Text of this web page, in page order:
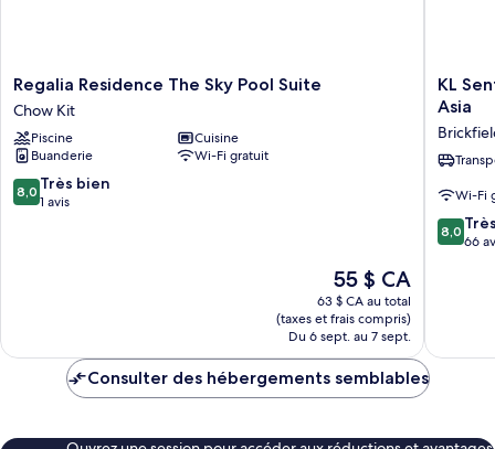
Regalia
Residence
The
Sky
Pool
Suite
Chow
Regalia Residence The Sky Pool Suite
Chow Kit
Piscine
Cuisine
Buanderie
Wi-Fi gratuit
8.0
sur
8,0 Très bien
1 avis
Le
prix
est
de
55 $ CA
55 $ CA
63 $ CA au total
(taxes et frais compris)
Du 6 sept. au 7 sept.
KL
Sentral
Suites
(EST)
Luxury
Suites
Asia
KL
Asia
Wi-Fi
8.0
sur
8,0
66
Consulter des hébergements semblables